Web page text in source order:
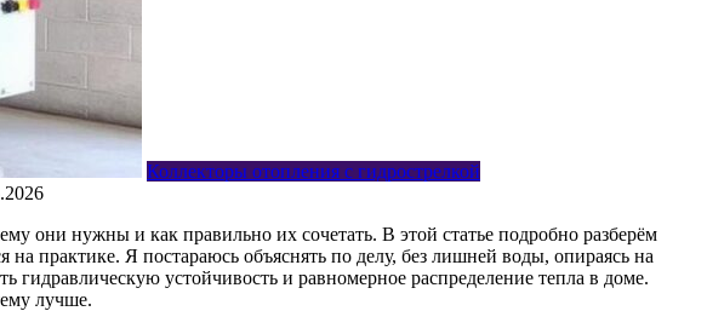
Коллекторы отопления с гидрострелкой
они нужны и как правильно их сочетать. В этой статье подробно разберём
практике. Я постараюсь объяснять по делу, без лишней воды, опираясь на
устойчивость и равномерное распределение тепла в доме.
лучше.